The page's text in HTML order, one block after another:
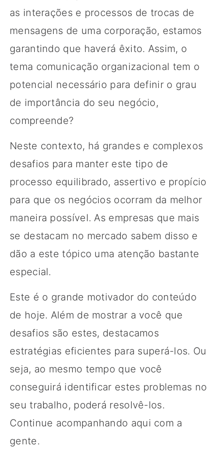
as interações e processos de trocas de
mensagens de uma corporação, estamos
garantindo que haverá êxito. Assim, o
tema comunicação organizacional tem o
potencial necessário para definir o grau
de importância do seu negócio,
compreende?
Neste contexto, há grandes e complexos
desafios para manter este tipo de
processo equilibrado, assertivo e propício
para que os negócios ocorram da melhor
maneira possível. As empresas que mais
se destacam no mercado sabem disso e
dão a este tópico uma atenção bastante
especial.
Este é o grande motivador do conteúdo
de hoje. Além de mostrar a você que
desafios são estes, destacamos
estratégias eficientes para superá-los. Ou
seja, ao mesmo tempo que você
conseguirá identificar estes problemas no
seu trabalho, poderá resolvê-los.
Continue acompanhando aqui com a
gente.